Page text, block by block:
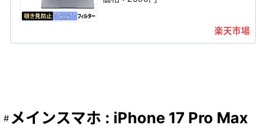
メインスマホ : iPhone 17 Pro Max